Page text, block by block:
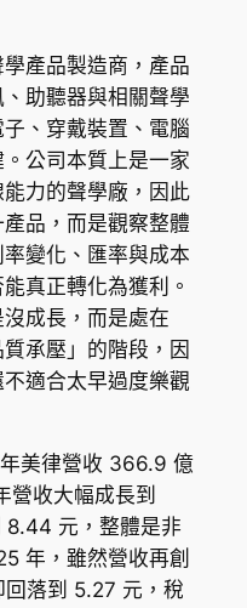
產品製造商，產品
助聽器與相關聲學
、穿戴裝置、電腦
公司本質上是一家
力的聲學廠，因此
品，而是觀察整體
變化、匯率與成本
真正轉化為獲利。
成長，而是處在
質承壓」的階段，因
適合太早過度樂觀
美律營收 366.9 億
收大幅成長到
8.44 元，整體是非
年，雖然營收再創
落到 5.27 元，稅